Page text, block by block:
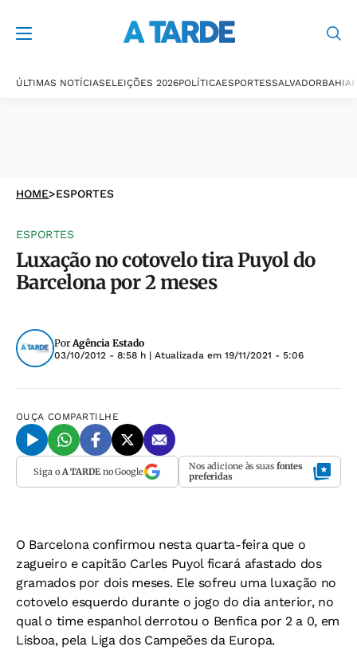
ÚLTIMAS NOTÍCIASELEIÇÕES 2026POLÍTICAESPORTESSALVADORBAHIA
HOME>ESPORTES
ESPORTES
Luxação no cotovelo tira Puyol do
Barcelona por 2 meses
PorAgência Estado
03/10/2012 - 8:58 h | Atualizada em 19/11/2021 - 5:06
OUÇA COMPARTILHE
Siga o A TARDEno Google Nos adicione às suas fontes
preferidas
O Barcelona confirmou nesta quarta-feira que o
zagueiro e capitão Carles Puyol ficará afastado dos
gramados por dois meses. Ele sofreu uma luxação no
cotovelo esquerdo durante o jogo do dia anterior, no
qual o time espanhol derrotou o Benfica por 2 a 0, em
Lisboa, pela Liga dos Campeões da Europa.